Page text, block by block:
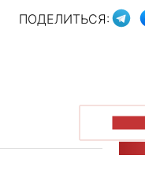
ПОДЕЛИТЬСЯ: